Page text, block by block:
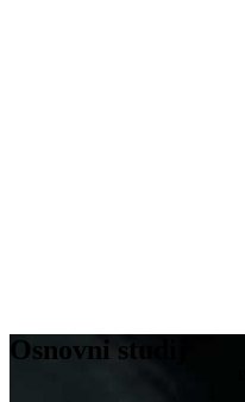
Osnovni studij